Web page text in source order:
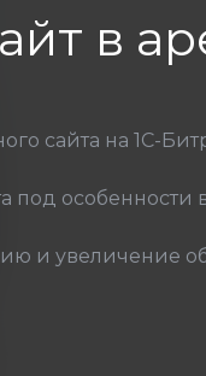
в
сайта на 1С-
под особенности
и увеличение